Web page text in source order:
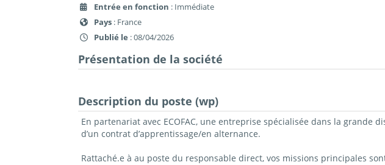
Entrée en fonction : Immédiate
Pays : France
Publié le : 08/04/2026
Présentation de la société
Description du poste (wp)
En partenariat avec ECOFAC, une entreprise spécialisée dans la
d’un contrat d’apprentissage/en alternance.
Rattaché.e à au poste du responsable direct, vos missions principales